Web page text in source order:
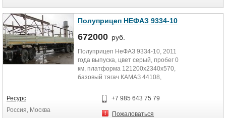
Полуприцеп НЕФАЗ 9334-10
672000 руб.
Полуприцеп НеФАЗ 9334-10, 2011
года выпуска, цвет серый, пробег 0
км, платформа 121200х2340х570,
базовый тягач КАМАЗ 44108,
Ресурс
Россия, Москва
+7 985 643 75 79
Пожаловаться